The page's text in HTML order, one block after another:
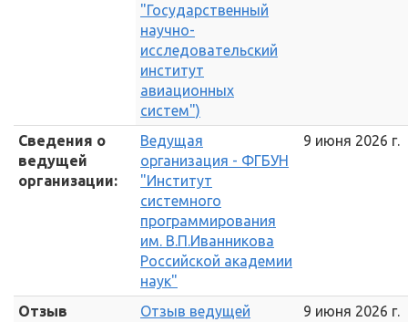
"Государственный
научно-
исследовательский
институт
авиационных
систем")
Сведения о
ведущей
организации:
Ведущая
организация - ФГБУН
"Институт
системного
программирования
им. В.П.Иванникова
Российской академии
наук"
9 июня 2026 г.
Отзыв
Отзыв ведущей
9 июня 2026 г.